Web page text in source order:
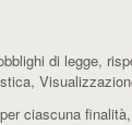
di legge,
ciascuna